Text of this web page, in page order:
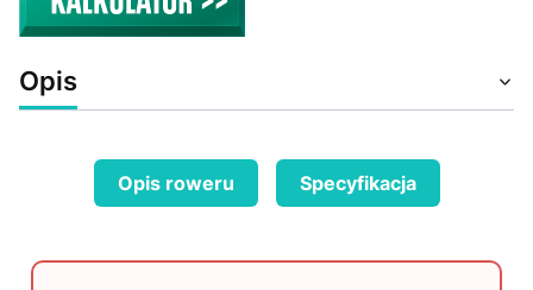
Opis
Opis roweru Specyfikacja